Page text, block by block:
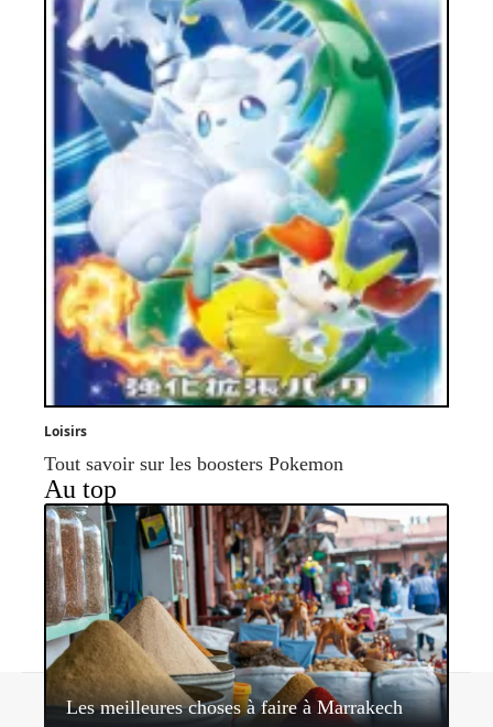
Loisirs
Tout savoir sur les boosters Pokemon
Au top
Les meilleures choses à faire à Marrakech
Contact Mentions légales Sitemap